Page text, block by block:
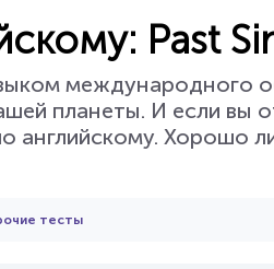
Past
международного
планеты. И если вы
английскому. Хорошо
тесты